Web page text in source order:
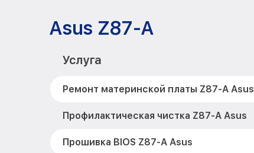
Asus Z87-A
Услуга
Ремонт материнской платы Z87-A Asus
Профилактическая чистка Z87-A Asus
Прошивка BIOS Z87-A Asus